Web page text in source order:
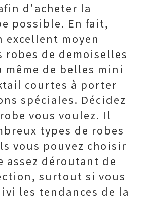
d'acheter la
possible. En fait,
excellent moyen
robes de demoiselles
de belles mini
courtes à porter
spéciales. Décidez
vous voulez. Il
types de robes
vous pouvez choisir
déroutant de
surtout si vous
les tendances de la